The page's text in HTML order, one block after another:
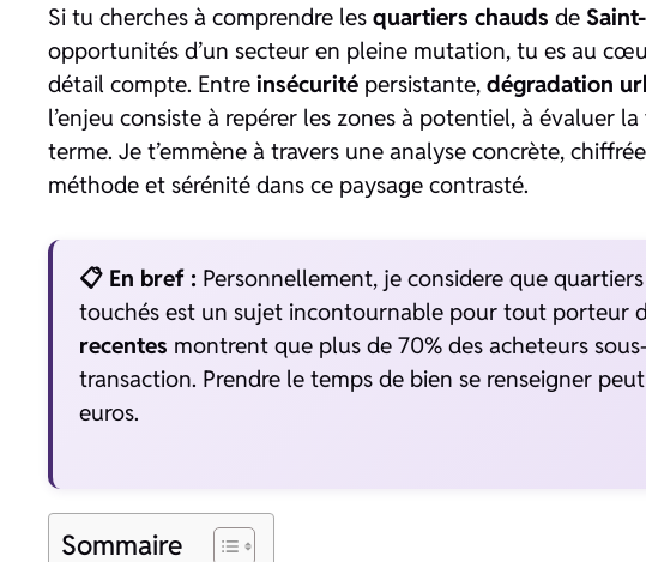
Si tu cherches à comprendre les quartiers chauds de
opportunités d’un secteur en pleine mutation, tu es au
détail compte. Entre insécurité persistante, dégradation
l’enjeu consiste à repérer les zones à potentiel, à évaluer la
terme. Je t’emmène à travers une analyse concrète,
méthode et sérénité dans ce paysage contrasté.
📋 En bref : Personnellement, je considere que
touchés est un sujet incontournable pour tout porteur
recentes montrent que plus de 70% des acheteurs
transaction. Prendre le temps de bien se renseigner
euros.
Sommaire